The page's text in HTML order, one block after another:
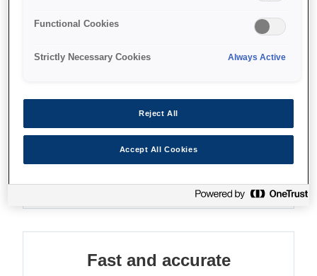
3-in-1 device
Scan, endorse and print receipts
Fast and accurate
Functional Cookies
Strictly Necessary Cookies Always Active
Reject All
Accept All Cookies